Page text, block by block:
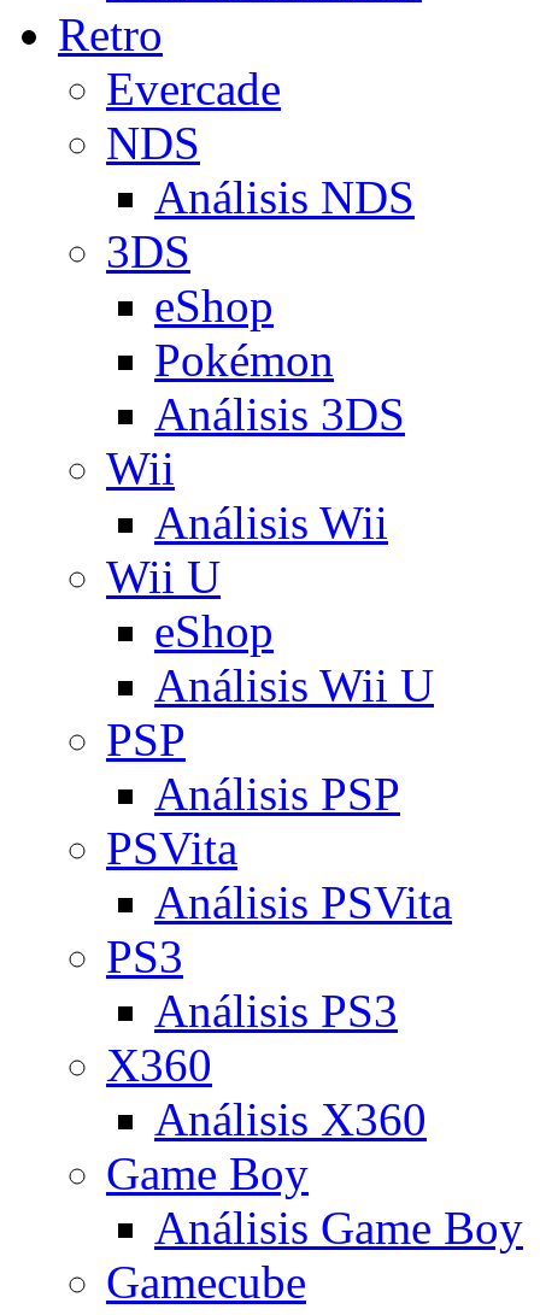
Retro
Evercade
NDS
Análisis NDS
3DS
eShop
Pokémon
Análisis 3DS
Wii
Análisis Wii
Wii U
eShop
Análisis Wii U
PSP
Análisis PSP
PSVita
Análisis PSVita
PS3
Análisis PS3
X360
Análisis X360
Game Boy
Análisis Game Boy
Gamecube